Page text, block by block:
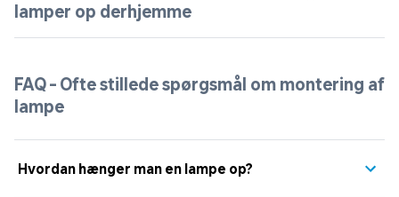
lamper op derhjemme
FAQ - Ofte stillede spørgsmål om montering af
lampe
Hvordan hænger man en lampe op?